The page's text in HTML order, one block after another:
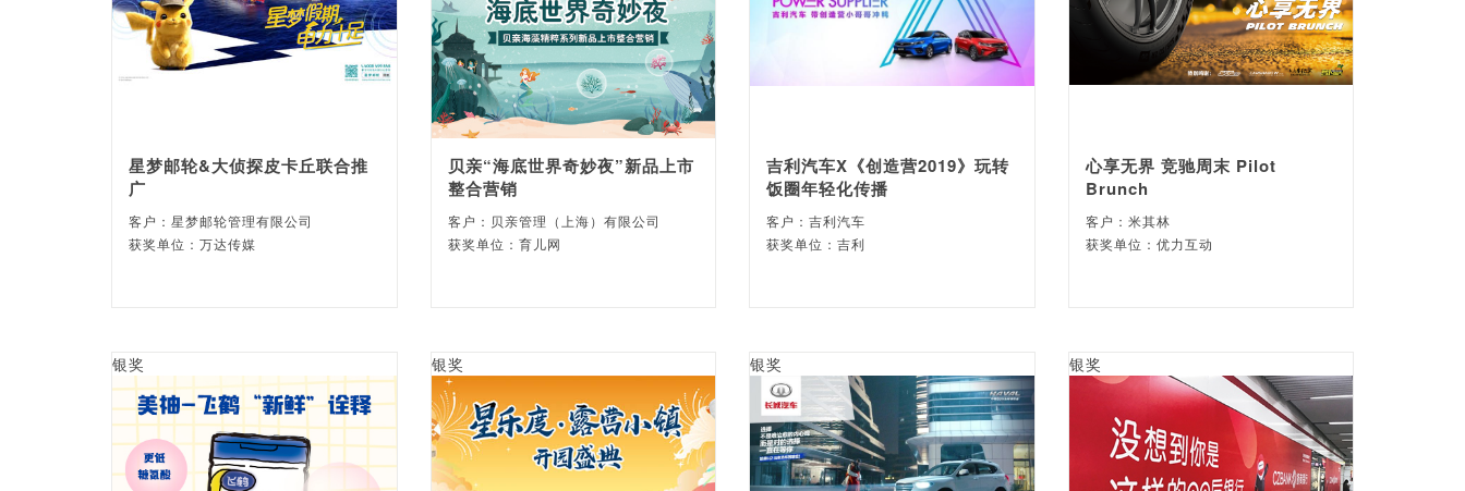
星梦邮轮&大侦探皮卡丘联合推
广
客户：星梦邮轮管理有限公司
获奖单位：万达传媒
贝亲“海底世界奇妙夜”新品上市
整合营销
客户：贝亲管理（上海）有限公司
获奖单位：育儿网
吉利汽车X《创造营2019》玩转
饭圈年轻化传播
客户：吉利汽车
获奖单位：吉利
心享无界 竞驰周末 Pilot
Brunch
客户：米其林
获奖单位：优力互动
银奖 银奖 银奖 银奖